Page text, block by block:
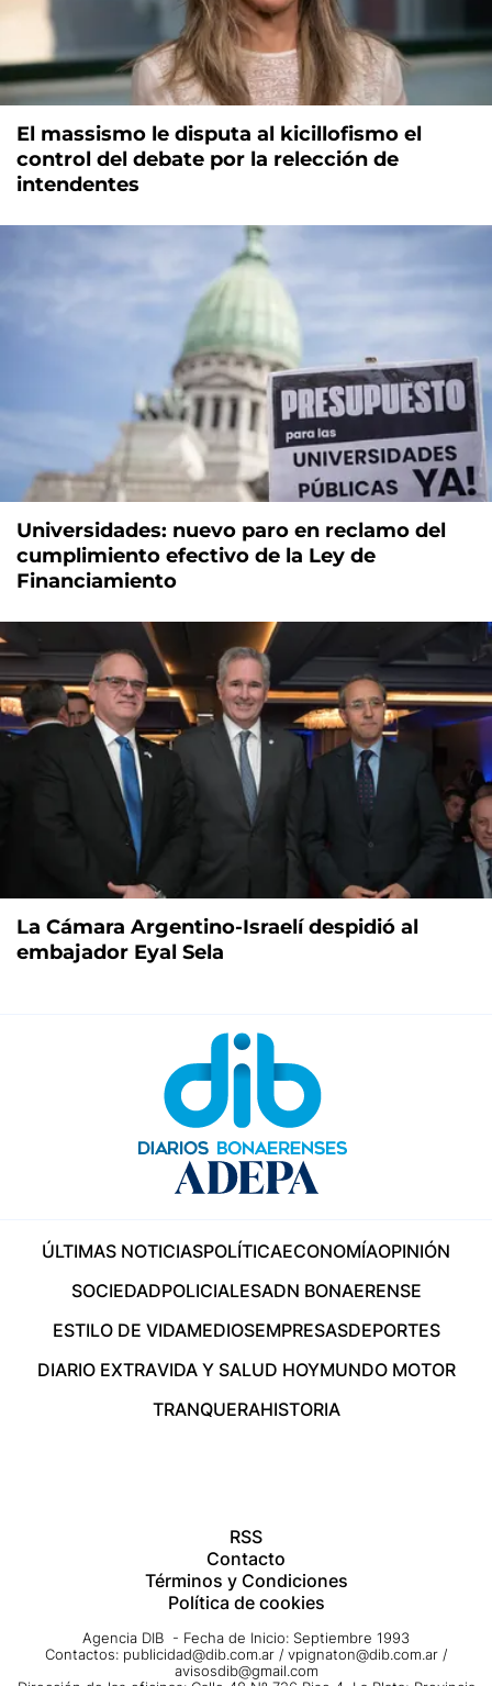
El massismo le disputa al kicillofismo el
control del debate por la relección de
intendentes
Universidades: nuevo paro en reclamo del
cumplimiento efectivo de la Ley de
Financiamiento
La Cámara Argentino-Israelí despidió al
embajador Eyal Sela
ÚLTIMAS NOTICIASPOLÍTICAECONOMÍAOPINIÓN
SOCIEDADPOLICIALESADN BONAERENSE
ESTILO DE VIDAMEDIOSEMPRESASDEPORTES
DIARIO EXTRAVIDA Y SALUD HOYMUNDO MOTOR
TRANQUERAHISTORIA
RSS
Contacto
Términos y Condiciones
Política de cookies
Agencia DIB - Fecha de Inicio: Septiembre 1993
Contactos: publicidad@dib.com.ar / vpignaton@dib.com.ar /
avisosdib@gmail.com